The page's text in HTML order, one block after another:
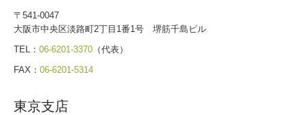
〒541-0047
大阪市中央区淡路町2丁目1番1号 堺筋千島ビル
TEL： 06-6201-3370 （代表）
FAX： 06-6201-5314
東京支店